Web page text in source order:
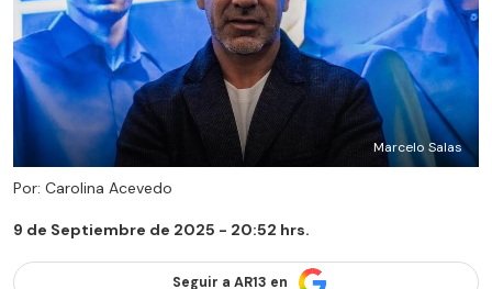
Marcelo Salas
Por: Carolina Acevedo
9 de Septiembre de 2025 - 20:52 hrs.
Seguir a AR13 en